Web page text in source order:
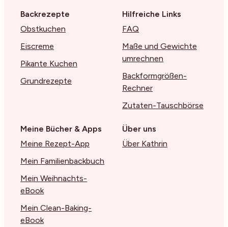
Backrezepte
Obstkuchen
Eiscreme
Pikante Kuchen
Grundrezepte
Hilfreiche Links
FAQ
Maße und Gewichte
umrechnen
Backformgrößen-
Rechner
Zutaten-Tauschbörse
Meine Bücher & Apps
Meine Rezept-App
Mein Familienbackbuch
Mein Weihnachts-
eBook
Mein Clean-Baking-
eBook
Über uns
Über Kathrin